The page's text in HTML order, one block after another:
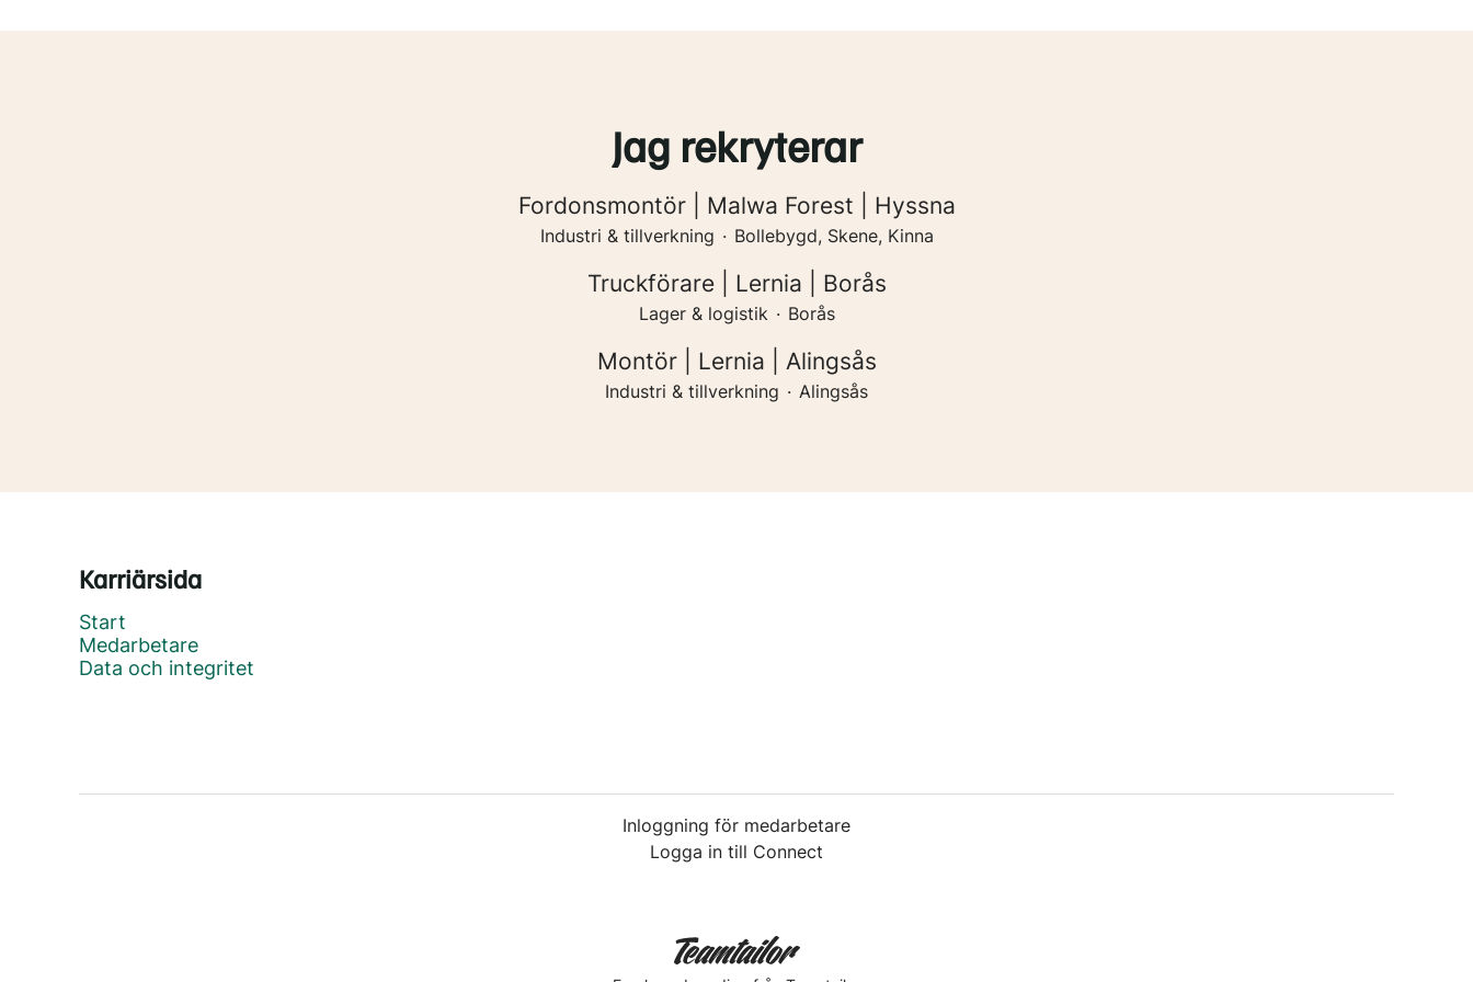
Jag rekryterar
Fordonsmontör | Malwa Forest | Hyssna
Industri & tillverkning · Bollebygd, Skene, Kinna
Truckförare | Lernia | Borås
Lager & logistik · Borås
Montör | Lernia | Alingsås
Industri & tillverkning · Alingsås
Karriärsida
Start
Medarbetare
Data och integritet
Inloggning för medarbetare
Logga in till Connect